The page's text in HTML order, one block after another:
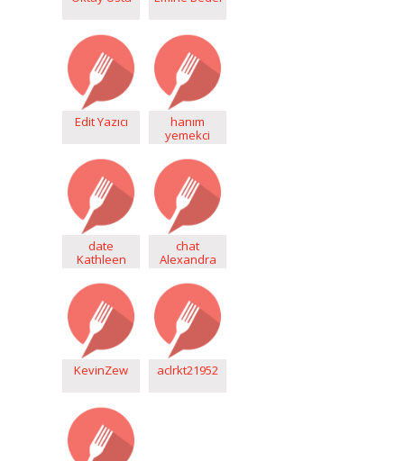
Edit Yazıcı
hanım
yemekci
date
Kathleen
www.invoice-
cafe.com
chat
Alexandra
www.bright-
mirror.com
KevinZew aclrkt21952